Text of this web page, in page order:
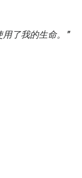
了我的生命。
”